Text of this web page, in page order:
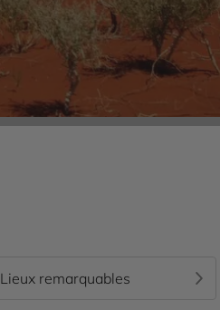
Lieux remarquables